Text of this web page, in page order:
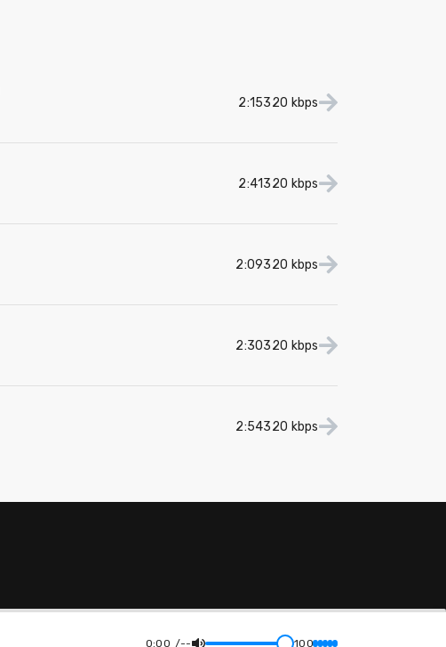
2:15320 kbps
2:41320 kbps
2:09320 kbps
2:30320 kbps
2:54320 kbps
0:00 -- 100